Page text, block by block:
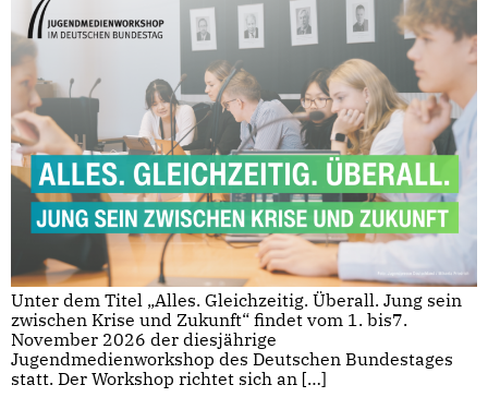
Unter dem Titel „Alles. Gleichzeitig. Überall. Jung sein
zwischen Krise und Zukunft“ findet vom 1. bis7.
November 2026 der diesjährige
Jugendmedienworkshop des Deutschen Bundestages
statt. Der Workshop richtet sich an […]